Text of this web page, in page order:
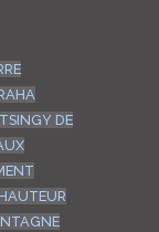
TSINGY DE